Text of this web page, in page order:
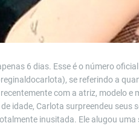
6 dias. Esse é o número
se referindo a
com a atriz, modelo
idade, Carlota surpreendeu
inusitada. Ele alugou